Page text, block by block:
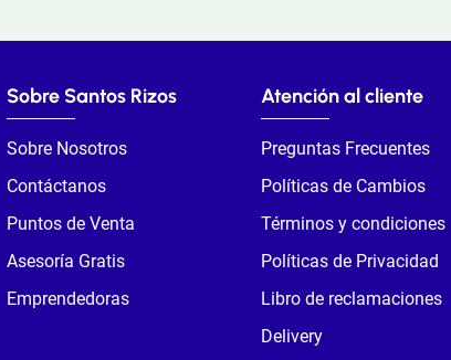
Sobre Santos Rizos
Sobre Nosotros
Contáctanos
Puntos de Venta
Asesoría Gratis
Emprendedoras
Atención al cliente
Preguntas Frecuentes
Políticas de Cambios
Términos y condiciones
Políticas de Privacidad
Libro de reclamaciones
Delivery